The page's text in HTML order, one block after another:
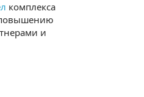
комплекса
повышению
и